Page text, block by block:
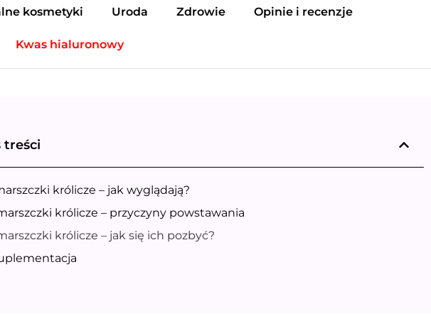
kosmetyki Uroda Zdrowie Opinie i recenzje
Kwas hialuronowy
treści
królicze – jak wyglądają?
królicze – przyczyny powstawania
królicze – jak się ich pozbyć?